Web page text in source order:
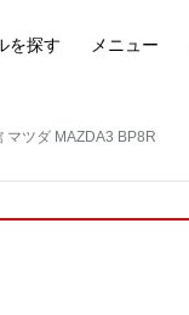
を探す メニュー
マツダ MAZDA3 BP8R